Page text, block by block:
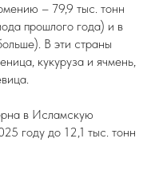
– 79,9 тыс. тонн
прошлого года) и в
В эти страны
кукуруза и ячмень,
в Исламскую
году до 12,1 тыс. тонн